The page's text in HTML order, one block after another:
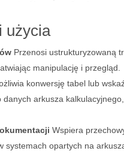
użycia
Przenosi ustrukturyzowaną
manipulację i przegląd.
konwersję tabel lub
arkusza
Wspiera
systemach opartych na